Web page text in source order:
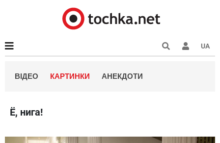
UA
ВІДЕО КАРТИНКИ АНЕКДОТИ
Ё, нига!